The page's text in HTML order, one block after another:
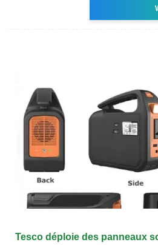
Tesco déploie des panneaux